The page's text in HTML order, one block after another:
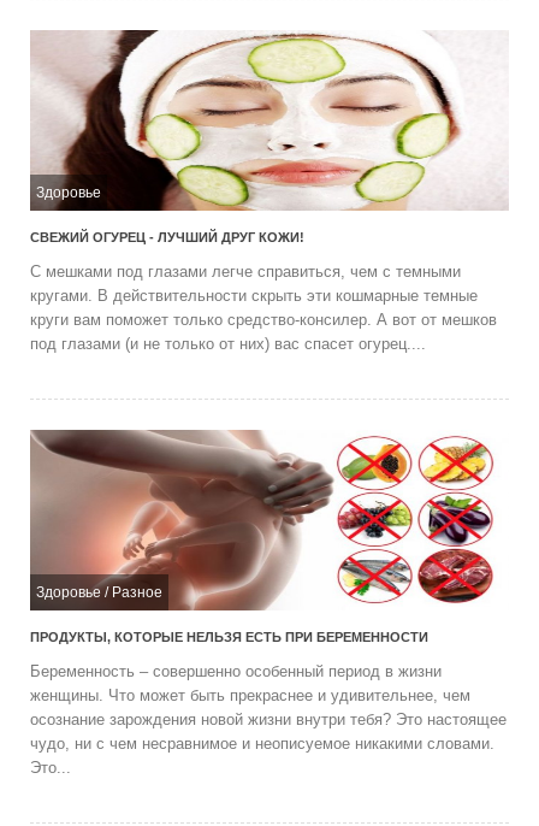
Здоровье
СВЕЖИЙ ОГУРЕЦ - ЛУЧШИЙ ДРУГ КОЖИ!
С мешками под глазами легче справиться, чем с темными
кругами. В действительности скрыть эти кошмарные темные
круги вам поможет только средство-консилер. А вот от мешков
под глазами (и не только от них) вас спасет огурец....
Здоровье / Разное
ПРОДУКТЫ, КОТОРЫЕ НЕЛЬЗЯ ЕСТЬ ПРИ БЕРЕМЕННОСТИ
Беременность – совершенно особенный период в жизни
женщины. Что может быть прекраснее и удивительнее, чем
осознание зарождения новой жизни внутри тебя? Это настоящее
чудо, ни с чем несравнимое и неописуемое никакими словами.
Это...